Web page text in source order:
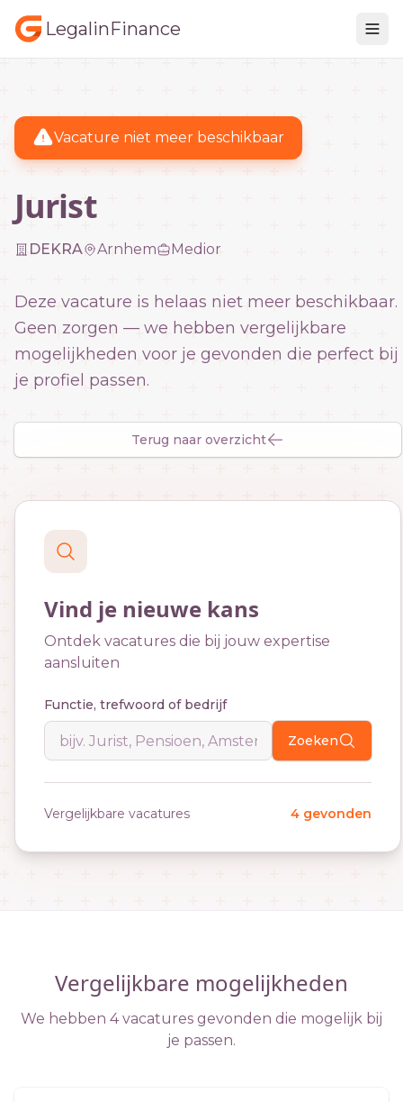
LegalinFinance
Vacature niet meer beschikbaar
Jurist
DEKRA Arnhem Medior
Deze vacature is helaas niet meer beschikbaar.
Geen zorgen — we hebben vergelijkbare
mogelijkheden voor je gevonden die perfect bij
je profiel passen.
Terug naar overzicht
Vind je nieuwe kans
Ontdek vacatures die bij jouw expertise
aansluiten
Functie, trefwoord of bedrijf
Zoeken
Vergelijkbare vacatures 4 gevonden
Vergelijkbare mogelijkheden
We hebben 4 vacatures gevonden die mogelijk bij
je passen.